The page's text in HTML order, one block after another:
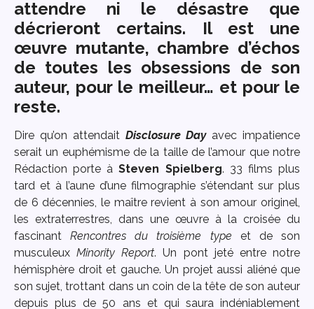
attendre ni le désastre que
décrieront certains. Il est une
œuvre mutante, chambre d’échos
de toutes les obsessions de son
auteur, pour le meilleur… et pour le
reste.
Dire qu’on attendait Disclosure Dayavec impatience
serait un euphémisme de la taille de l’amour que notre
Rédaction porte àSteven Spielberg. 33 films plus
tard et à l’aune d’une filmographie s’étendant sur plus
de 6 décennies, le maître revient à son amour originel,
les extraterrestres, dans une œuvre à la croisée du
fascinantRencontres du troisième type et de son
musculeuxMinority Report. Un pont jeté entre notre
hémisphère droit et gauche. Un projet aussi aliéné que
son sujet, trottant dans un coin de la tête de son auteur
depuis plus de 50 ans et qui saura indéniablement